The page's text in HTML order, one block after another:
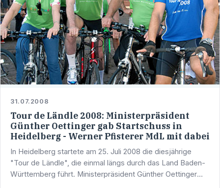
31.07.2008
Tour de Ländle 2008: Ministerpräsident
Günther Oettinger gab Startschuss in
Heidelberg - Werner Pfisterer MdL mit dabei
In Heidelberg startete am 25. Juli 2008 die diesjährige
"Tour de Ländle", die einmal längs durch das Land Baden-
Württemberg führt. Ministerpräsident Günther Oettinger